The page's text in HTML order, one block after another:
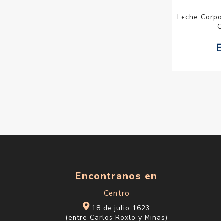
Leche
Encontranos en
Centro
18 de julio 1623
(entre Carlos Roxlo y Minas)